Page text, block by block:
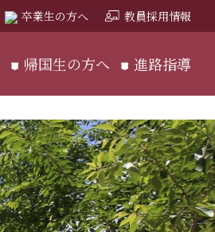
卒業生の方へ 教員採用情報
帰国生の方へ 進路指導